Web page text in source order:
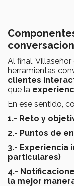
Al final,
herramientas
clientes
que la
En ese sentido,
1.- Reto y
2.- Puntos de
3.- Experiencia
particulares)
4.-
la mejor